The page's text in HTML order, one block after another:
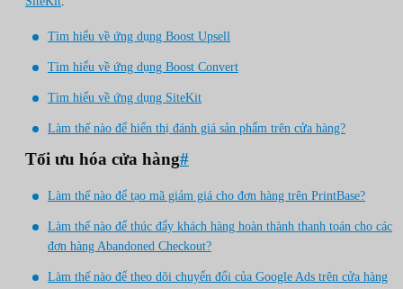
Tìm hiểu về ứng dụng Boost Upsell
Tìm hiểu về ứng dụng Boost Convert
Tìm hiểu về ứng dụng SiteKit
Làm thế nào để hiển thị đánh giá sản phẩm trên cửa hàng?
Tối ưu hóa cửa hàng#
Làm thế nào để tạo mã giảm giá cho đơn hàng trên PrintBase?
Làm thế nào để thúc đẩy khách hàng hoàn thành thanh toán cho các
đơn hàng Abandoned Checkout?
Làm thế nào để theo dõi chuyển đổi của Google Ads trên cửa hàng